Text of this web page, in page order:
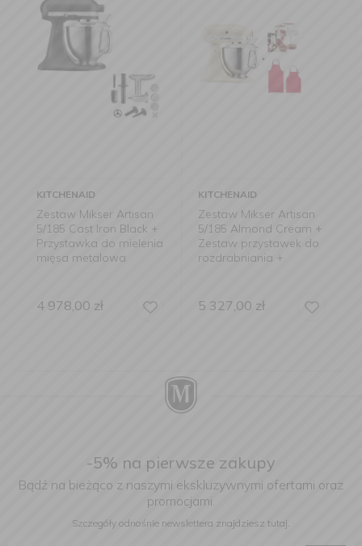
KITCHENAID
Zestaw Mikser Artisan
5/185 Cast Iron Black +
Przystawka do mielenia
mięsa metalowa
4 978,00 zł
KITCHENAID
Zestaw Mikser Artisan
5/185 Almond Cream +
Zestaw przystawek do
rozdrabniania +
5 327,00 zł
-5% na pierwsze zakupy
Bądź na bieżąco z naszymi ekskluzywnymi ofertami oraz
promocjami.
Szczegóły odnośnie newslettera znajdziesz tutaj.